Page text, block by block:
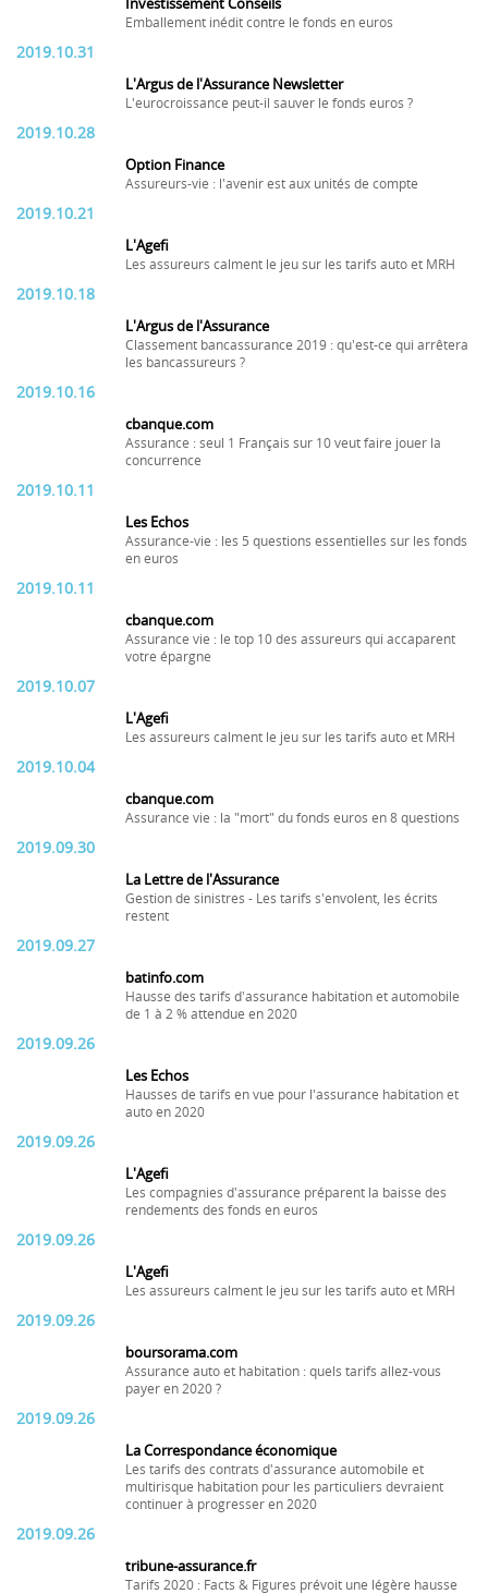
Investissement Conseils
Emballement inédit contre le fonds en euros
2019.10.31
L'Argus de l'Assurance Newsletter
L'eurocroissance peut-il sauver le fonds euros ?
2019.10.28
Option Finance
Assureurs-vie : l'avenir est aux unités de compte
2019.10.21
L'Agefi
Les assureurs calment le jeu sur les tarifs auto et MRH
2019.10.18
L'Argus de l'Assurance
Classement bancassurance 2019 : qu'est-ce qui arrêtera
les bancassureurs ?
2019.10.16
cbanque.com
Assurance : seul 1 Français sur 10 veut faire jouer la
concurrence
2019.10.11
Les Echos
Assurance-vie : les 5 questions essentielles sur les fonds
en euros
2019.10.11
cbanque.com
Assurance vie : le top 10 des assureurs qui accaparent
votre épargne
2019.10.07
L'Agefi
Les assureurs calment le jeu sur les tarifs auto et MRH
2019.10.04
cbanque.com
Assurance vie : la "mort" du fonds euros en 8 questions
2019.09.30
La Lettre de l'Assurance
Gestion de sinistres - Les tarifs s'envolent, les écrits
restent
2019.09.27
batinfo.com
Hausse des tarifs d'assurance habitation et automobile
de 1 à 2 % attendue en 2020
2019.09.26
Les Echos
Hausses de tarifs en vue pour l'assurance habitation et
auto en 2020
2019.09.26
L'Agefi
Les compagnies d'assurance préparent la baisse des
rendements des fonds en euros
2019.09.26
L'Agefi
Les assureurs calment le jeu sur les tarifs auto et MRH
2019.09.26
boursorama.com
Assurance auto et habitation : quels tarifs allez-vous
payer en 2020 ?
2019.09.26
La Correspondance économique
Les tarifs des contrats d'assurance automobile et
multirisque habitation pour les particuliers devraient
continuer à progresser en 2020
2019.09.26
tribune-assurance.fr
Tarifs 2020 : Facts & Figures prévoit une légère hausse